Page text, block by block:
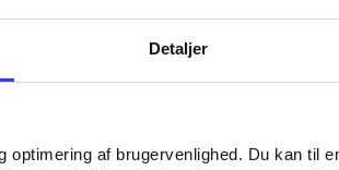
Detaljer
optimering af brugervenlighed. Du kan til